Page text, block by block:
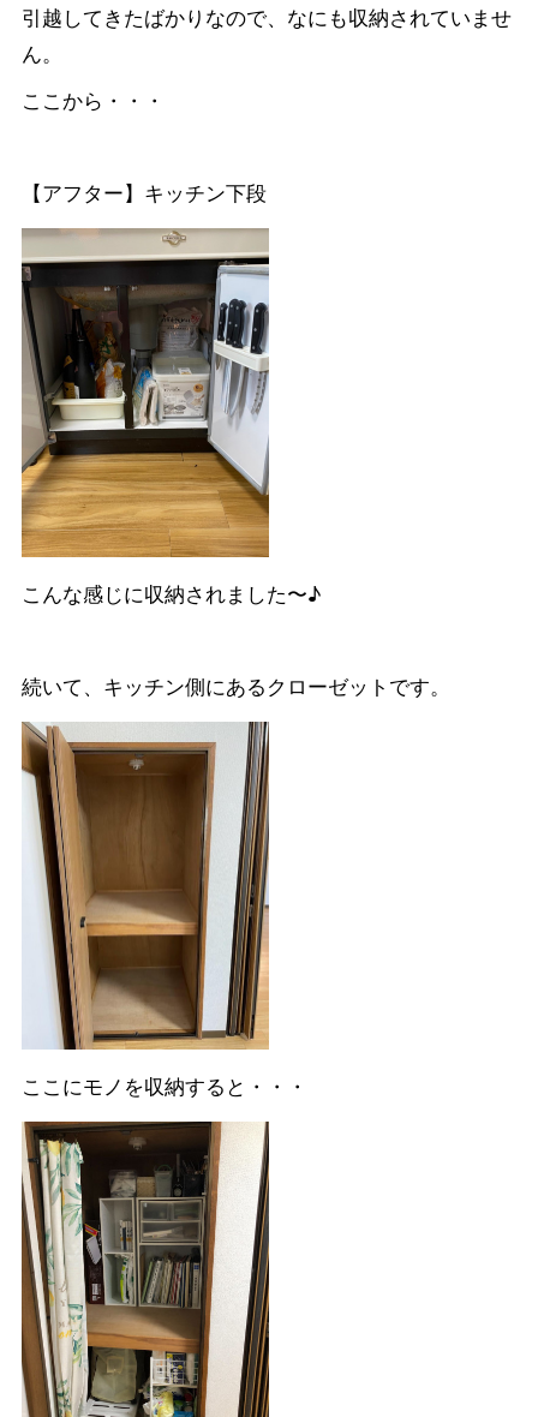
引越してきたばかりなので、なにも収納されていませ
ん。
ここから・・・
【アフター】キッチン下段
こんな感じに収納されました〜♪
続いて、キッチン側にあるクローゼットです。
ここにモノを収納すると・・・